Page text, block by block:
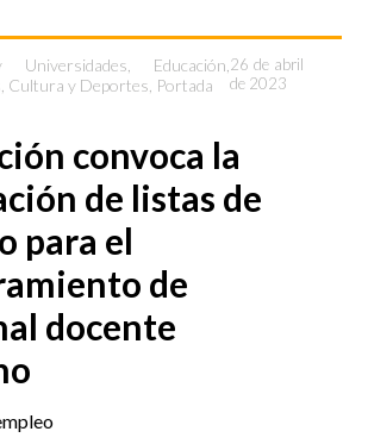
Universidades
Educación,
Cultura y Deportes Portada
26 de abril
de 2023
convoca la
de listas de
para el
de
docente